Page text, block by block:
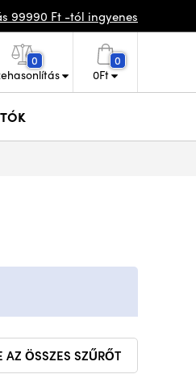
99990 Ft -tól ingyenes
0 0
0Ft
AZ ÖSSZES SZŰRŐT